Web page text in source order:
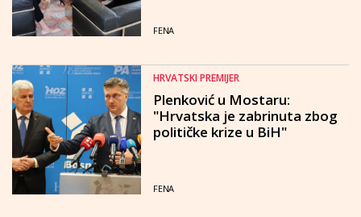
FENA
HRVATSKI PREMIJER
Plenković u Mostaru:
"Hrvatska je zabrinuta zbog
političke krize u BiH"
FENA